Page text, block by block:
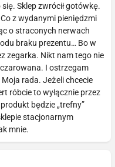
Sklep zwrócił gotówkę.
z wydanymi pieniędzmi
o straconych nerwach
braku prezentu… Bo w
zegarka. Nikt nam tego nie
I ostrzegam
rada. Jeżeli chcecie
róbcie to wyłącznie przez
będzie „trefny”
stacjonarnym
mnie.